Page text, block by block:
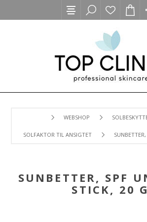
WEBSHOP
SOLFAKTOR TIL ANSIGTET
SUNBETTER, SPF
STICK, 20 G